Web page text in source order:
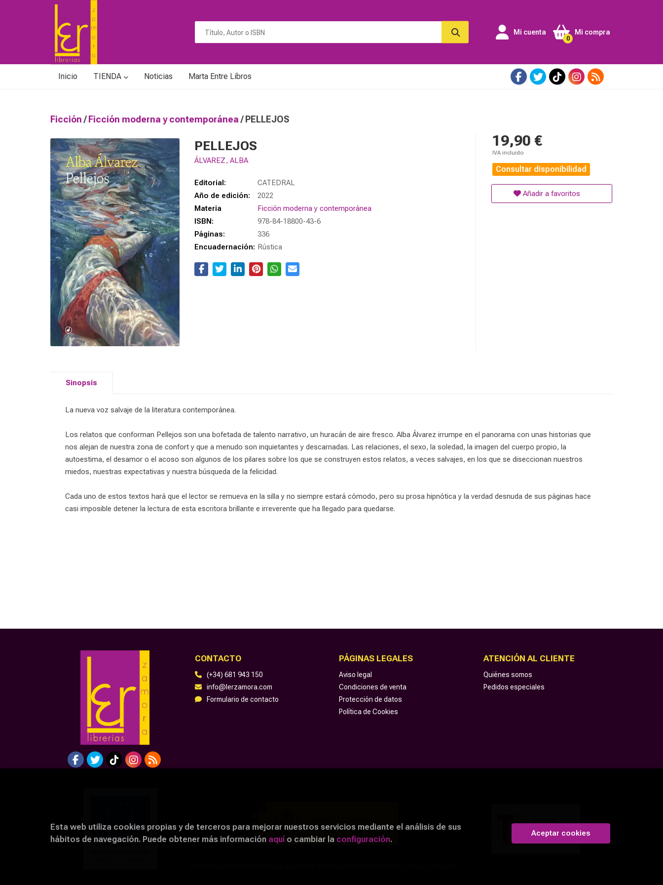
Mi cuenta Mi compra
0
Inicio TIENDA Noticias Marta Entre Libros
Ficción / Ficción moderna y contemporánea / PELLEJOS
PELLEJOS
ÁLVAREZ, ALBA
Editorial:
CATEDRAL
Año de edición:
2022
Materia
Ficción moderna y contemporánea
ISBN:
978-84-18800-43-6
Páginas:
336
Encuadernación: Rústica
19,90 €
IVA incluido
Consultar disponibilidad
Añadir a favoritos
Sinopsis
La nueva voz salvaje de la literatura contemporánea.
Los relatos que conforman Pellejos son una bofetada de talento narrativo, un huracán de aire fresco. Alba Álvarez irrumpe en el panorama con unas historias que
nos alejan de nuestra zona de confort y que a menudo son inquietantes y descarnadas. Las relaciones, el sexo, la soledad, la imagen del cuerpo propio, la
autoestima, el desamor o el acoso son algunos de los pilares sobre los que se construyen estos relatos, a veces salvajes, en los que se diseccionan nuestros
miedos, nuestras expectativas y nuestra búsqueda de la felicidad.
Cada uno de estos textos hará que el lector se remueva en la silla y no siempre estará cómodo, pero su prosa hipnótica y la verdad desnuda de sus páginas hace
casi imposible detener la lectura de esta escritora brillante e irreverente que ha llegado para quedarse.
CONTACTO
(+34) 681 943 150
info@lerzamora.com
Formulario de contacto
PÁGINAS LEGALES
Aviso legal
Condiciones de venta
Protección de datos
Política de Cookies
ATENCIÓN AL CLIENTE
Quiénes somos
Pedidos especiales
Esta web utiliza cookies propias y de terceros para mejorar nuestros servicios mediante el análisis de sus
hábitos de navegación. Puede obtener más información aquí o cambiar la configuración.
Aceptar cookies